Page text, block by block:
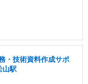
・技術資料作成サポ
山駅